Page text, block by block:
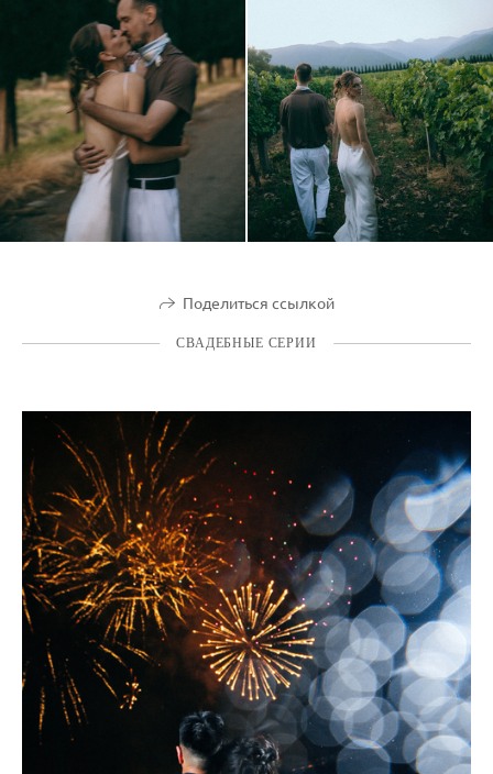
Поделиться ссылкой
СВАДЕБНЫЕ СЕРИИ